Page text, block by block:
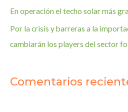
En operación el techo solar más
Por la crisis y barreras a la
cambiarán los players del sector
Comentarios